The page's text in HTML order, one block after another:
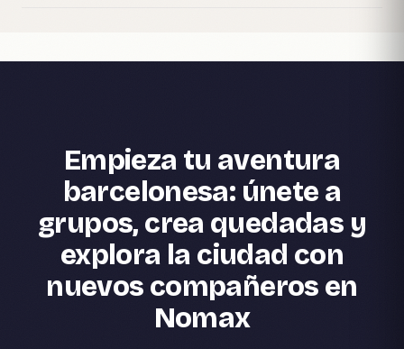
Empieza tu aventura
barcelonesa: únete a
grupos, crea quedadas y
explora la ciudad con
nuevos compañeros en
Nomax